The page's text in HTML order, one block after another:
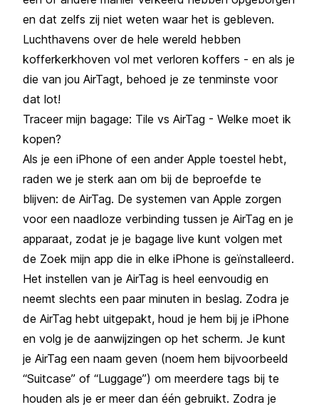
en dat zelfs zij niet weten waar het is gebleven.
Luchthavens over de hele wereld hebben
kofferkerkhoven vol met verloren koffers - en als je
die van jou AirTagt, behoed je ze tenminste voor
dat lot!
Traceer mijn bagage: Tile vs AirTag - Welke moet ik
kopen?
Als je een iPhone of een ander Apple toestel hebt,
raden we je sterk aan om bij de beproefde te
blijven: de AirTag. De systemen van Apple zorgen
voor een naadloze verbinding tussen je AirTag en je
apparaat, zodat je je bagage live kunt volgen met
de Zoek mijn app die in elke iPhone is geïnstalleerd.
Het instellen van je AirTag is heel eenvoudig en
neemt slechts een paar minuten in beslag. Zodra je
de AirTag hebt uitgepakt, houd je hem bij je iPhone
en volg je de aanwijzingen op het scherm. Je kunt
je AirTag een naam geven (noem hem bijvoorbeeld
“Suitcase” of “Luggage”) om meerdere tags bij te
houden als je er meer dan één gebruikt. Zodra je